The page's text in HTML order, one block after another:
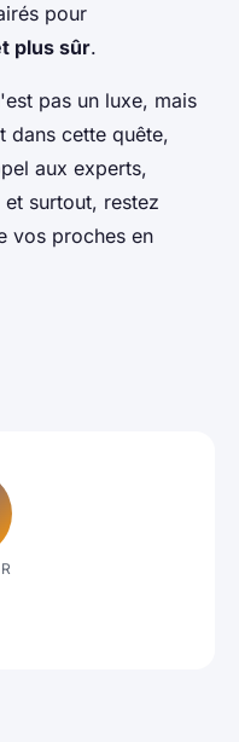
pour
plus sûr.
pas un luxe, mais
dans cette quête,
aux experts,
surtout, restez
vos proches en